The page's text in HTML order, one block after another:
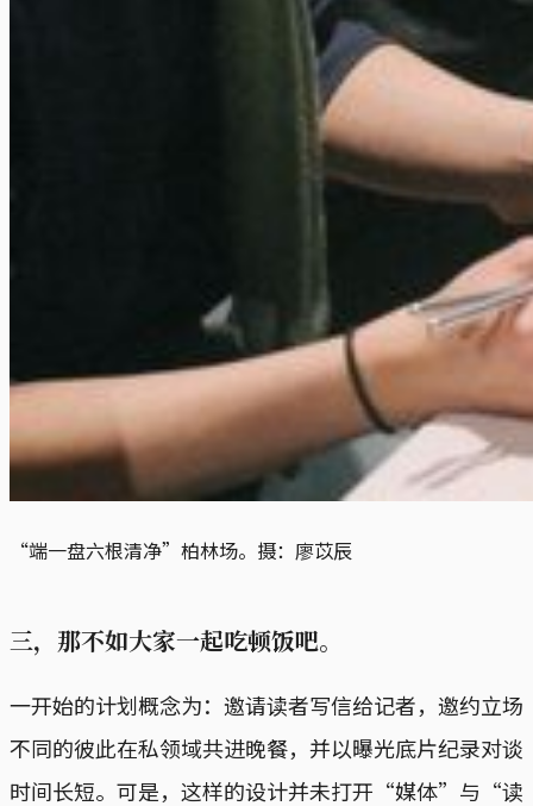
“端一盘六根清净”柏林场。摄：廖苡辰
三，那不如大家一起吃顿饭吧。
一开始的计划概念为：邀请读者写信给记者，邀约立场
不同的彼此在私领域共进晚餐，并以曝光底片纪录对谈
时间长短。可是，这样的设计并未打开“媒体”与“读